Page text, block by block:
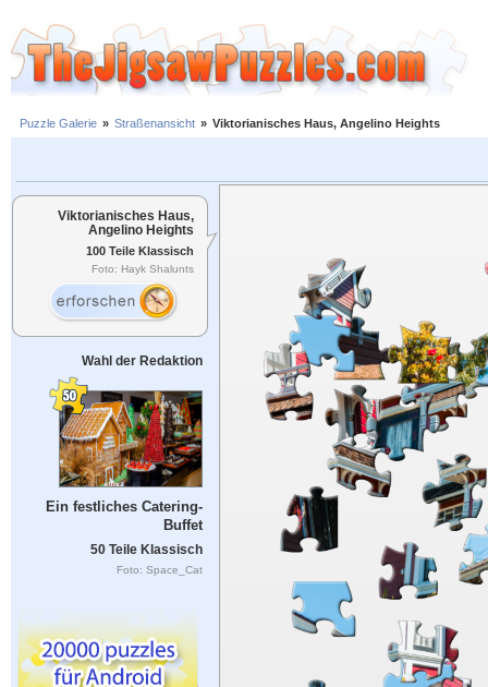
Puzzle Galerie » Straßenansicht » Viktorianisches Haus, Angelino Heights
Viktorianisches Haus,
Angelino Heights
100 Teile Klassisch
Foto: Hayk Shalunts
Wahl der Redaktion
Ein festliches Catering-
Buffet
50 Teile Klassisch
Foto: Space_Cat